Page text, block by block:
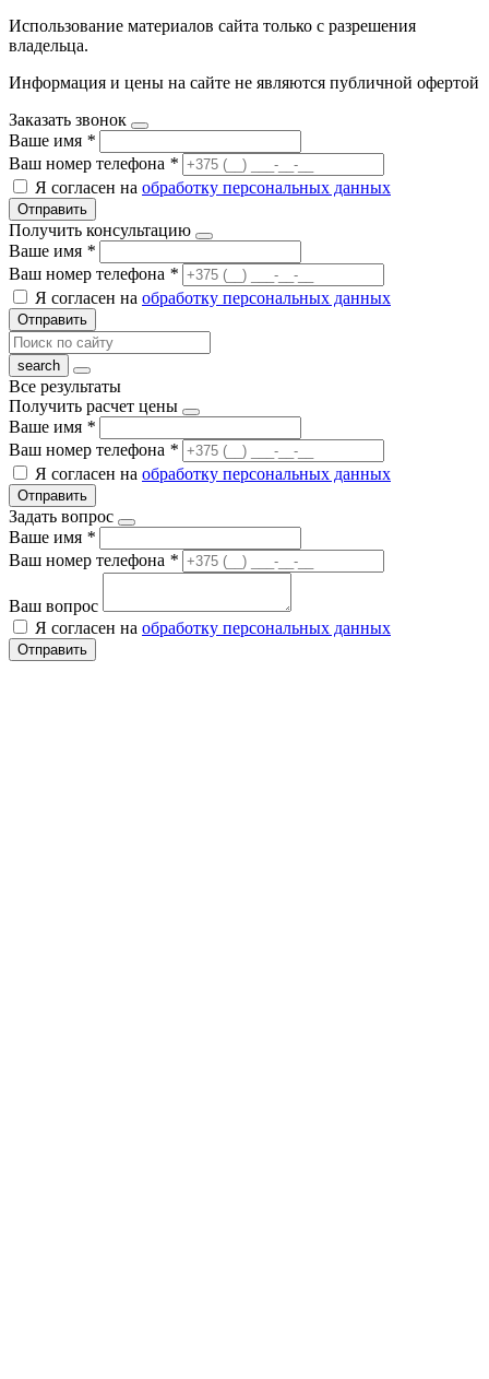
Использование материалов сайта только с разрешения
владельца.
Информация и цены на сайте не являются публичной офертой
Заказать звонок
Ваше имя *
Ваш номер телефона *
Я согласен на обработку персональных данных
Отправить
Получить консультацию
Ваше имя *
Ваш номер телефона *
Я согласен на обработку персональных данных
Отправить
Все результаты
Получить расчет цены
Ваше имя *
Ваш номер телефона *
Я согласен на обработку персональных данных
Отправить
Задать вопрос
Ваше имя *
Ваш номер телефона *
Ваш вопрос
Я согласен на обработку персональных данных
Отправить